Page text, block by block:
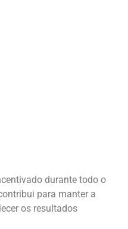
durante todo o
para manter a
os resultados